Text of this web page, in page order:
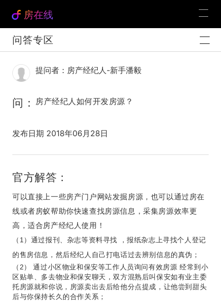
房在线
问答专区
提问者：房产经纪人-新手潘毅
问： 房产经纪人如何开发房源？
发布日期 2018年06月28日
官方解答：
可以直接上一些房产门户网站发掘房源，也可以通过房在
线或者房蚁帮助你快速查找房源信息，采集房源效率更
高，适合房产经纪人使用！
（1）通过报刊、杂志等资料寻找 ，报纸杂志上寻找个人登记
的售房信息，然后经纪人自己打电话过去辨别信息的真伪；
（2） 通过小区物业和保安等工作人员询问有效房源 经常到小
区贴单、多去物业和保安聊天，双方混熟后叫保安如有业主委
托房源就和你说，房源卖出去后给他分点提成，让他尝到甜头
后与你保持长久的合作关系；